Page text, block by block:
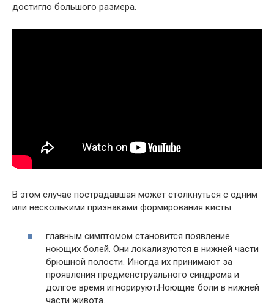
достигло большого размера.
В этом случае пострадавшая может столкнуться с одним
или несколькими признаками формирования кисты:
главным симптомом становится появление
ноющих болей. Они локализуются в нижней части
брюшной полости. Иногда их принимают за
проявления предменструального синдрома и
долгое время игнорируют;Ноющие боли в нижней
части живота.